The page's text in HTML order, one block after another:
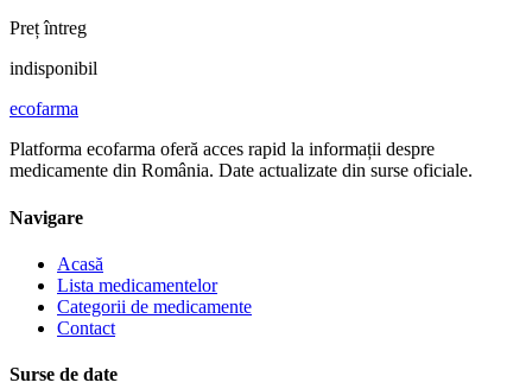
Preț întreg
indisponibil
ecofarma
Platforma ecofarma oferă acces rapid la informații despre
medicamente din România. Date actualizate din surse oficiale.
Navigare
Acasă
Lista medicamentelor
Categorii de medicamente
Contact
Surse de date